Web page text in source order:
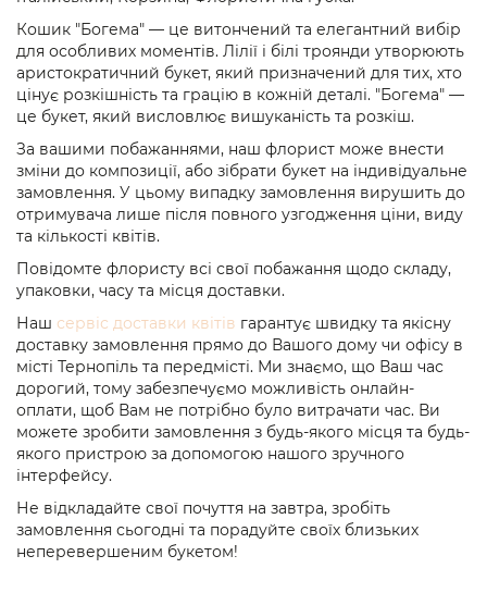
Кошик "Богема" — це витончений та елегантний вибір
для особливих моментів. Лілії і білі троянди утворюють
аристократичний букет, який призначений для тих, хто
цінує розкішність та грацію в кожній деталі. "Богема" —
це букет, який висловлює вишуканість та розкіш.
За вашими побажаннями, наш флорист може внести
зміни до композиції, або зібрати букет на індивідуальне
замовлення. У цьому випадку замовлення вирушить до
отримувача лише після повного узгодження ціни, виду
та кількості квітів.
Повідомте флористу всі свої побажання щодо складу,
упаковки, часу та місця доставки.
Наш сервіс доставки квітів гарантує швидку та якісну
доставку замовлення прямо до Вашого дому чи офісу в
місті Тернопіль та передмісті. Ми знаємо, що Ваш час
дорогий, тому забезпечуємо можливість онлайн-
оплати, щоб Вам не потрібно було витрачати час. Ви
можете зробити замовлення з будь-якого місця та будь-
якого пристрою за допомогою нашого зручного
інтерфейсу.
Не відкладайте свої почуття на завтра, зробіть
замовлення сьогодні та порадуйте своїх близьких
неперевершеним букетом!